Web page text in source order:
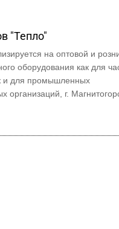
"Тепло"
на оптовой и
оборудования как для
и для промышленных
организаций, г.